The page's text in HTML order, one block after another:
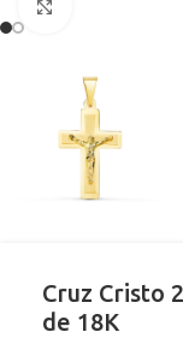
Cruz Cristo
de 18K